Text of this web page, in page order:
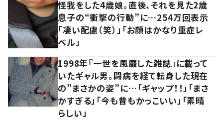
怪我をした4歳娘。直後、それを見た2歳
息子の“衝撃の行動”に…254万回表示
「凄い配慮（笑）」「お顔はかなり重症レ
ベル」
1998年『一世を風靡した雑誌』に載って
いたギャル男。闘病を経て転身した現在
の”まさかの姿”に…「ギャップ！！」「まさ
かすぎる」「今も昔もかっこいい」「素晴
らしい」